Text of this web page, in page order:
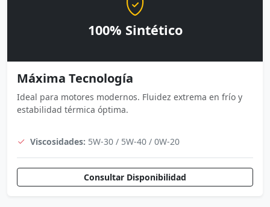
100% Sintético
Máxima Tecnología
Ideal para motores modernos. Fluidez extrema en frío y
estabilidad térmica óptima.
Viscosidades: 5W-30 / 5W-40 / 0W-20
Consultar Disponibilidad